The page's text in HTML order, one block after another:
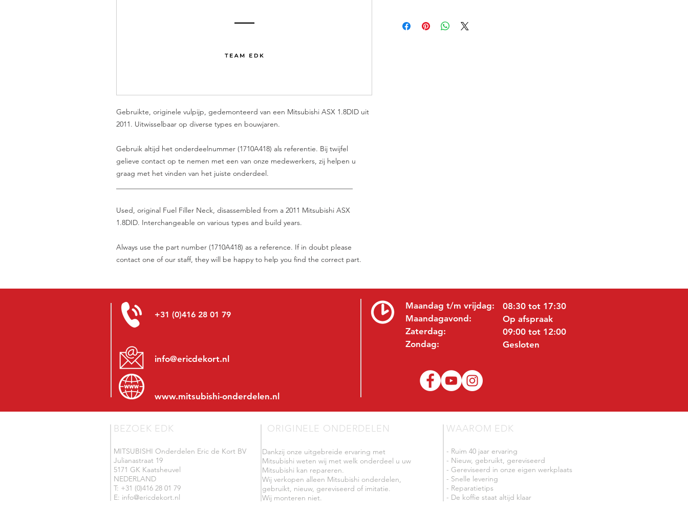
Gebruikte, originele vulpijp, gedemonteerd van een Mitsubishi ASX 1.8DID uit
2011. Uitwisselbaar op diverse types en bouwjaren.
Gebruik altijd het onderdeelnummer (1710A418) als referentie. Bij twijfel
gelieve contact op te nemen met een van onze medewerkers, zij helpen u
graag met het vinden van het juiste onderdeel.
Used, original Fuel Filler Neck, disassembled from a 2011 Mitsubishi ASX
1.8DID. Interchangeable on various types and build years.
Always use the part number (1710A418) as a reference. If in doubt please
contact one of our staff, they will be happy to help you find the correct part.
+31 (0)416 28 01 79
info@ericdekort.nl
www.mitsubishi-onderdelen.nl
Maandag t/m vrijdag:
Maandagavond:
Zaterdag:
Zondag:
08:30 tot 17:30
Op afspraak
09:00 tot 12:00
Gesloten
BEZOEK EDK
MITSUBISHI Onderdelen Eric de Kort BV
Julianastraat 19
5171 GK Kaatsheuvel
NEDERLAND
T: +31 (0)416 28 01 79
E: info@ericdekort.nl
ORIGINELE ONDERDELEN
Dankzij onze uitgebreide ervaring met
Mitsubishi weten wij met welk onderdeel u uw
Mitsubishi kan repareren.
Wij verkopen alleen Mitsubishi onderdelen,
gebruikt, nieuw, gereviseerd of imitatie.
Wij monteren niet.
WAAROM EDK
- Ruim 40 jaar ervaring
- Nieuw, gebruikt, gereviseerd
- Gereviseerd in onze eigen werkplaats
- Snelle levering
- Reparatietips
- De koffie staat altijd klaar